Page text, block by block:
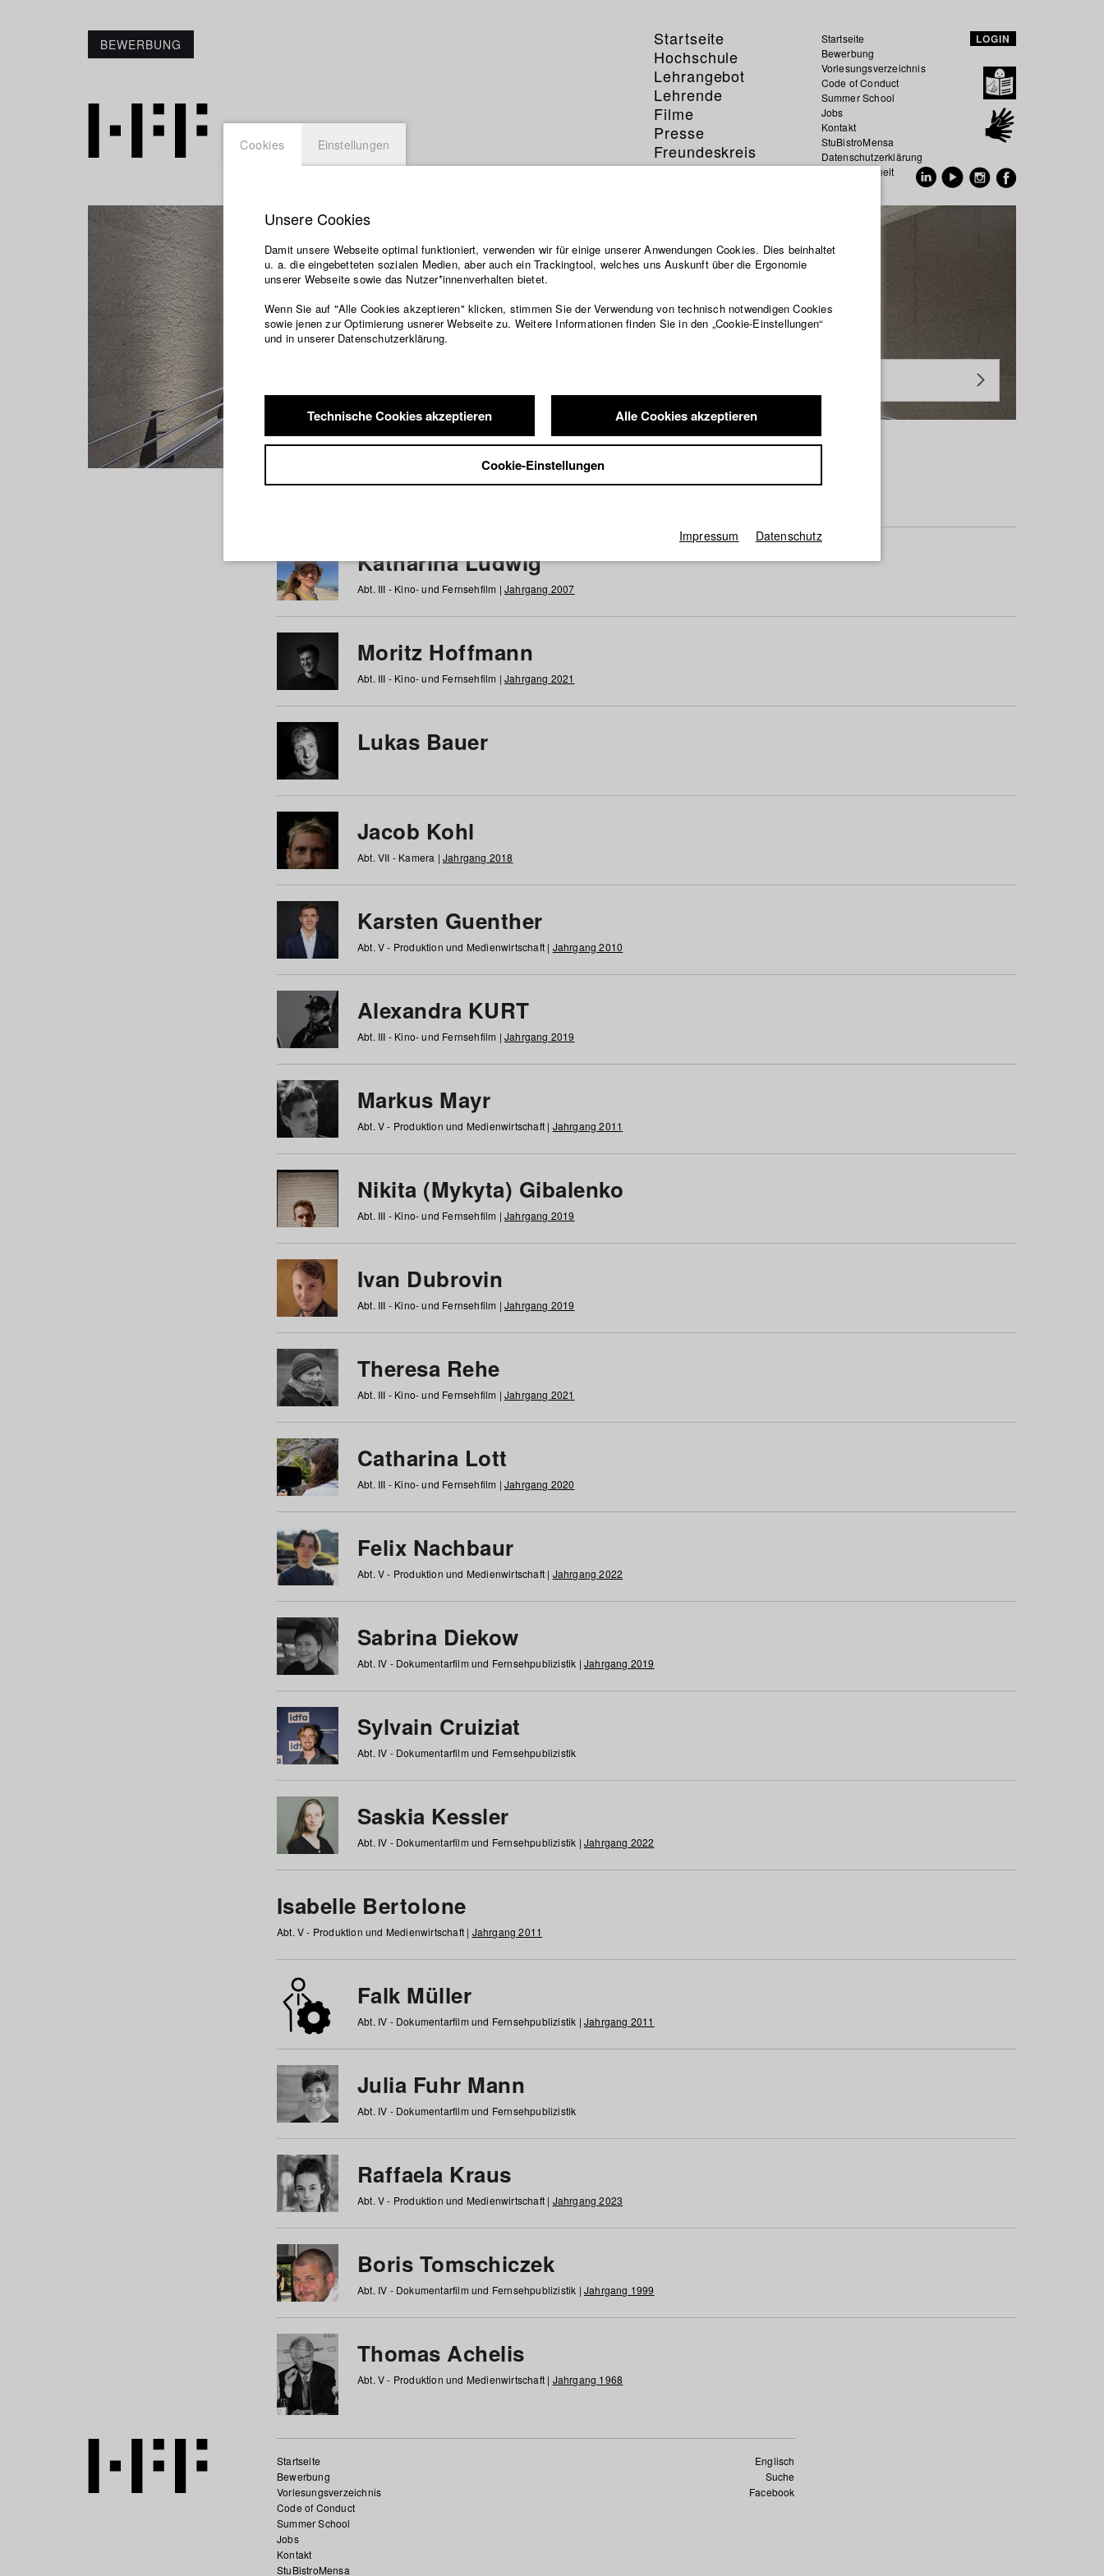
BEWERBUNG
Startseite
Hochschule
Lehrangebot
Lehrende
Filme
Presse
Freundeskreis
Service
Startseite
Bewerbung
Vorlesungsverzeichnis
Code of Conduct
Summer School
Jobs
Kontakt
StuBistroMensa
Datenschutzerklärung
Datensicherheit
LOGIN
Studierende / Alumni
a b c d e f g h i j k l m n o p q r s t u v w x y z Alle
Katharina Ludwig
Abt. III - Kino- und Fernsehfilm | Jahrgang 2007
Moritz Hoffmann
Abt. III - Kino- und Fernsehfilm | Jahrgang 2021
Lukas Bauer
Jacob Kohl
Abt. VII - Kamera | Jahrgang 2018
Karsten Guenther
Abt. V - Produktion und Medienwirtschaft | Jahrgang 2010
Alexandra KURT
Abt. III - Kino- und Fernsehfilm | Jahrgang 2019
Markus Mayr
Abt. V - Produktion und Medienwirtschaft | Jahrgang 2011
Nikita (Mykyta) Gibalenko
Abt. III - Kino- und Fernsehfilm | Jahrgang 2019
Ivan Dubrovin
Abt. III - Kino- und Fernsehfilm | Jahrgang 2019
Theresa Rehe
Abt. III - Kino- und Fernsehfilm | Jahrgang 2021
Catharina Lott
Abt. III - Kino- und Fernsehfilm | Jahrgang 2020
Felix Nachbaur
Abt. V - Produktion und Medienwirtschaft | Jahrgang 2022
Sabrina Diekow
Abt. IV - Dokumentarfilm und Fernsehpublizistik | Jahrgang 2019
Sylvain Cruiziat
Abt. IV - Dokumentarfilm und Fernsehpublizistik
Saskia Kessler
Abt. IV - Dokumentarfilm und Fernsehpublizistik | Jahrgang 2022
Isabelle Bertolone
Abt. V - Produktion und Medienwirtschaft | Jahrgang 2011
Falk Müller
Abt. IV - Dokumentarfilm und Fernsehpublizistik | Jahrgang 2011
Julia Fuhr Mann
Abt. IV - Dokumentarfilm und Fernsehpublizistik
Raffaela Kraus
Abt. V - Produktion und Medienwirtschaft | Jahrgang 2023
Boris Tomschiczek
Abt. IV - Dokumentarfilm und Fernsehpublizistik | Jahrgang 1999
Thomas Achelis
Abt. V - Produktion und Medienwirtschaft | Jahrgang 1968
Englisch
Suche
Facebook
Startseite
Bewerbung
Vorlesungsverzeichnis
Code of Conduct
Summer School
Jobs
Kontakt
StuBistroMensa
Cookies Einstellungen
Unsere Cookies
Damit unsere Webseite optimal funktioniert, verwenden wir für einige unserer Anwendungen Cookies. Dies beinhaltet
u. a. die eingebetteten sozialen Medien, aber auch ein Trackingtool, welches uns Auskunft über die Ergonomie
unserer Webseite sowie das Nutzer*innenverhalten bietet.
Wenn Sie auf "Alle Cookies akzeptieren" klicken, stimmen Sie der Verwendung von technisch notwendigen Cookies
sowie jenen zur Optimierung usnerer Webseite zu. Weitere Informationen finden Sie in den „Cookie-Einstellungen“
und in unserer Datenschutzerklärung.
Technische Cookies akzeptieren Alle Cookies akzeptieren
Cookie-Einstellungen
Impressum Datenschutz